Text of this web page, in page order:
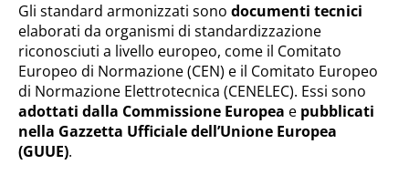
Gli standard armonizzati sono documenti tecnici
elaborati da organismi di standardizzazione
riconosciuti a livello europeo, come il Comitato
Europeo di Normazione (CEN) e il Comitato Europeo
di Normazione Elettrotecnica (CENELEC). Essi sono
adottati dalla Commissione Europea e pubblicati
nella Gazzetta Ufficiale dell’Unione Europea
(GUUE).